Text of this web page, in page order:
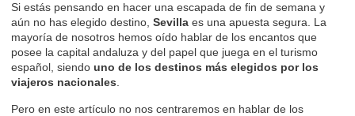
Si estás pensando en hacer una escapada de fin de semana y
aún no has elegido destino, Sevilla es una apuesta segura. La
mayoría de nosotros hemos oído hablar de los encantos que
posee la capital andaluza y del papel que juega en el turismo
español, siendo uno de los destinos más elegidos por los
viajeros nacionales.
Pero en este artículo no nos centraremos en hablar de los